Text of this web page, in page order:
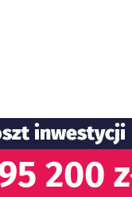
inwestycji
200